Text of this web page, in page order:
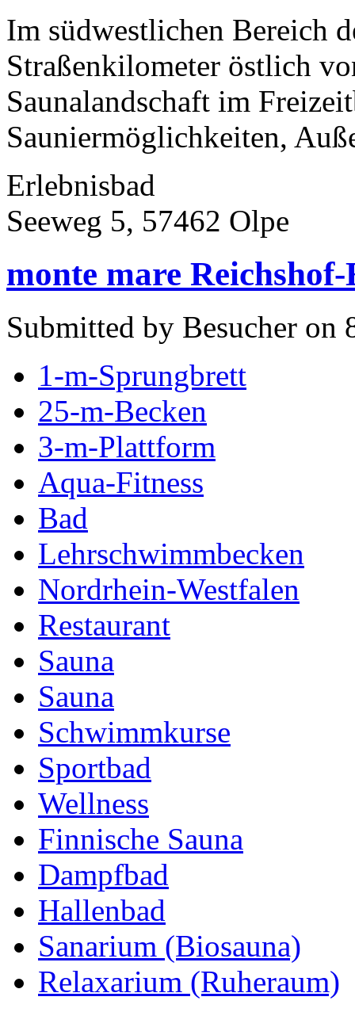
Im südwestlichen Bereich
Straßenkilometer östlich
Saunalandschaft im
Sauniermöglichkeiten,
Erlebnisbad
Seeweg 5, 57462 Olpe
monte mare
Submitted by Besucher on
1-m-Sprungbrett
25-m-Becken
3-m-Plattform
Aqua-Fitness
Bad
Lehrschwimmbecken
Nordrhein-Westfalen
Restaurant
Sauna
Sauna
Schwimmkurse
Sportbad
Wellness
Finnische Sauna
Dampfbad
Hallenbad
Sanarium (Biosauna)
Relaxarium (Ruheraum)